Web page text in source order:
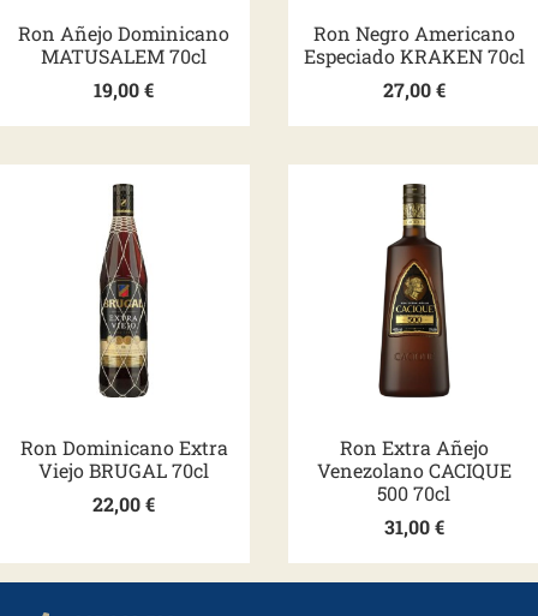
Ron Añejo Dominicano
MATUSALEM 70cl
19,00€
Ron Negro Americano
Especiado KRAKEN 70cl
27,00€
Ron Dominicano Extra
Viejo BRUGAL 70cl
22,00€
Ron Extra Añejo
Venezolano CACIQUE
500 70cl
31,00€